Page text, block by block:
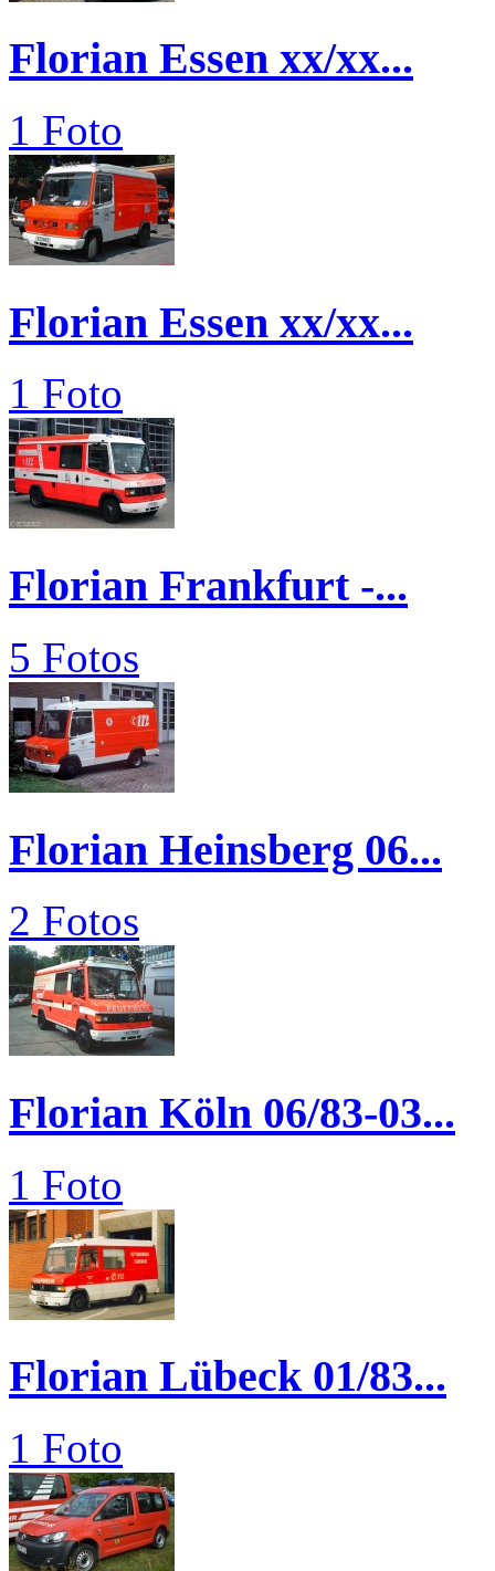
Florian Essen xx/xx...
1 Foto
Florian Essen xx/xx...
1 Foto
Florian Frankfurt -...
5 Fotos
Florian Heinsberg 06...
2 Fotos
Florian Köln 06/83-03...
1 Foto
Florian Lübeck 01/83...
1 Foto